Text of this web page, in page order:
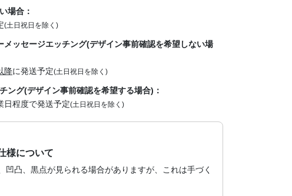
場合：
(土日祝日を除く)
メッセージエッチング(デザイン事前確認を希望しない場
降に発送予定(土日祝日を除く)
ング(デザイン事前確認を希望する場合)：
日程度で発送予定(土日祝日を除く)
様について
凹凸、黒点が見られる場合がありますが、これは手づく